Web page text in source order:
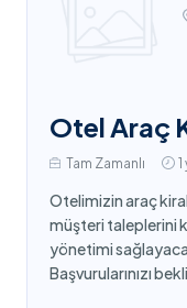
Otel Araç
Tam Zamanlı
Otelimizin araç
müşteri taleplerini
yönetimi
Başvurularınızı